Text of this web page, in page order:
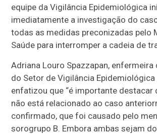
equipe da Vigilância Epidemiológica
imediatamente a investigação do
todas as medidas preconizadas pelo
Saúde para interromper a cadeia de
Adriana Louro Spazzapan,
do Setor de Vigilância Epidemiológica
enfatizou que “é importante destacar
não está relacionado ao caso
confirmado, que foi causado pelo
sorogrupo B. Embora ambas sejam